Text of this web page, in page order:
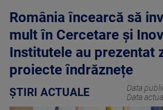
România încearcă să
mult în Cercetare și
Institutele au prezentat
proiecte îndrăznețe
ȘTIRI ACTUALE Data
Data